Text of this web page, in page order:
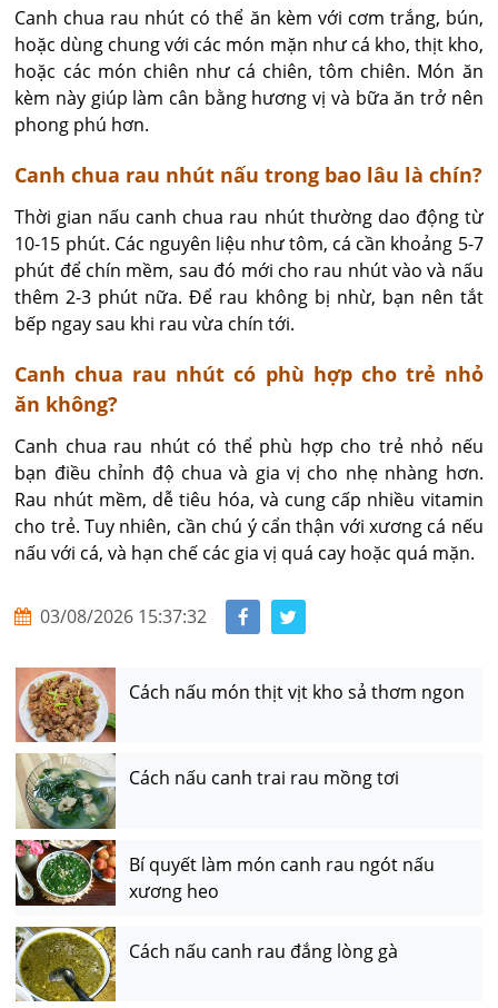
Canh chua rau nhút có thể ăn kèm với cơm trắng, bún,
hoặc dùng chung với các món mặn như cá kho, thịt kho,
hoặc các món chiên như cá chiên, tôm chiên. Món ăn
kèm này giúp làm cân bằng hương vị và bữa ăn trở nên
phong phú hơn.
Canh chua rau nhút nấu trong bao lâu là chín?
Thời gian nấu canh chua rau nhút thường dao động từ
10-15 phút. Các nguyên liệu như tôm, cá cần khoảng 5-7
phút để chín mềm, sau đó mới cho rau nhút vào và nấu
thêm 2-3 phút nữa. Để rau không bị nhừ, bạn nên tắt
bếp ngay sau khi rau vừa chín tới.
Canh chua rau nhút có phù hợp cho trẻ nhỏ
ăn không?
Canh chua rau nhút có thể phù hợp cho trẻ nhỏ nếu
bạn điều chỉnh độ chua và gia vị cho nhẹ nhàng hơn.
Rau nhút mềm, dễ tiêu hóa, và cung cấp nhiều vitamin
cho trẻ. Tuy nhiên, cần chú ý cẩn thận với xương cá nếu
nấu với cá, và hạn chế các gia vị quá cay hoặc quá mặn.
03/08/2026 15:37:32
Cách nấu món thịt vịt kho sả thơm ngon
Cách nấu canh trai rau mồng tơi
Bí quyết làm món canh rau ngót nấu
xương heo
Cách nấu canh rau đắng lòng gà